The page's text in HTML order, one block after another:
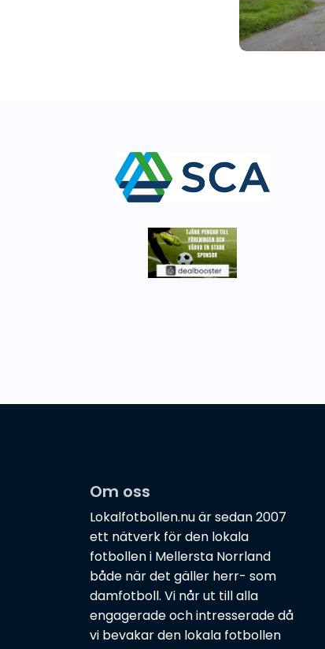
Om oss
Lokalfotbollen.nu är sedan 2007
ett nätverk för den lokala
fotbollen i Mellersta Norrland
både när det gäller herr- som
damfotboll. Vi når ut till alla
engagerade och intresserade då
vi bevakar den lokala fotbollen